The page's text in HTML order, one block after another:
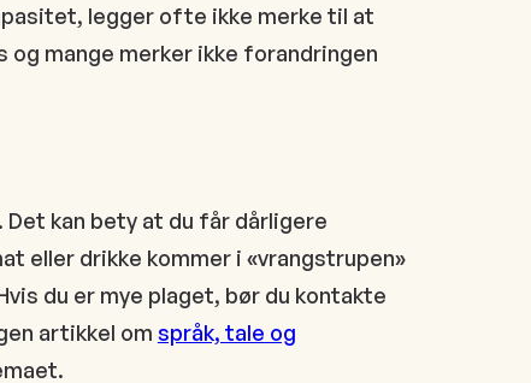
legger ofte ikke merke til at
og mange merker ikke forandringen
Det kan bety at du får dårligere
eller drikke kommer i «vrangstrupen»
du er mye plaget, bør du kontakte
artikkel om språk, tale og